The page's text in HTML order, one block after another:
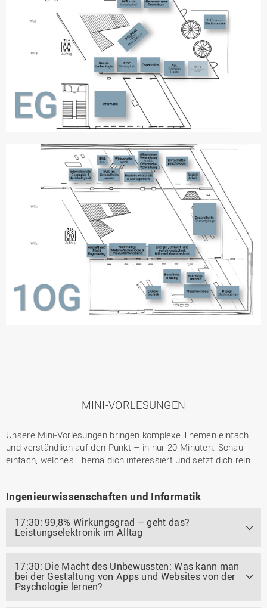
MINI-VORLESUNGEN
Unsere Mini-Vorlesungen bringen komplexe Themen einfach
und verständlich auf den Punkt – in nur 20 Minuten. Schau
einfach, welches Thema dich interessiert und setzt dich rein.
Ingenieurwissenschaften und Informatik
17:30: 99,8% Wirkungsgrad – geht das?
Leistungselektronik im Alltag
17:30: Die Macht des Unbewussten: Was kann man
bei der Gestaltung von Apps und Websites von der
Psychologie lernen?